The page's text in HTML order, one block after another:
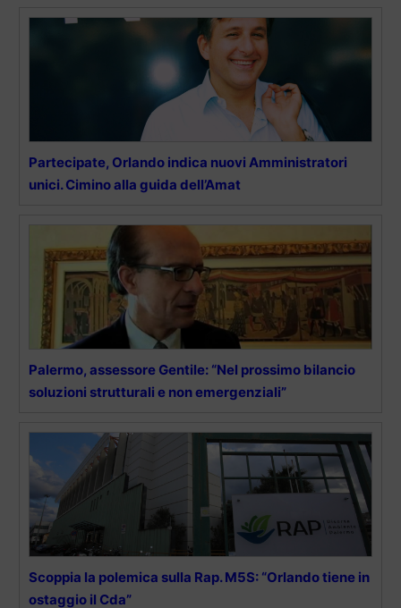
Partecipate, Orlando indica nuovi Amministratori
unici. Cimino alla guida dell’Amat
Palermo, assessore Gentile: “Nel prossimo bilancio
soluzioni strutturali e non emergenziali”
Scoppia la polemica sulla Rap. M5S: “Orlando tiene in
ostaggio il Cda”